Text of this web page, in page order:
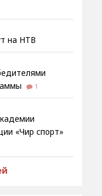
на НТВ
1
«Чир спорт»